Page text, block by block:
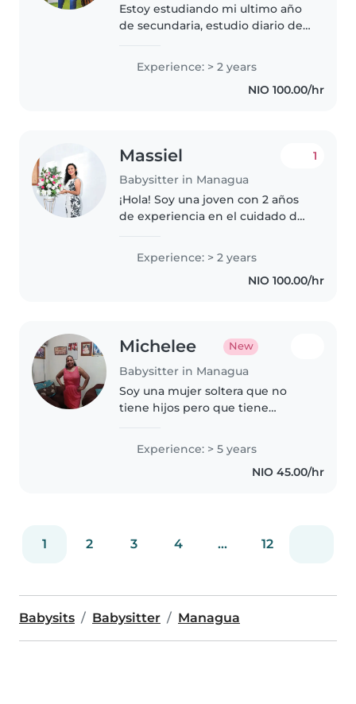
Estoy estudiando mi ultimo año
de secundaria, estudio diario de
de niñera, me encanta cuidar
niñ@s, jugar con ellos, y que..
Experience: > 2 years
NIO 100.00/hr
Massiel
Babysitter in Managua
1
¡Hola! Soy una joven con 2 años
de experiencia en el cuidado de
italiano y lenguaje de señas
nicaragüense. Me encanta la
música y los juegos, y tengo..
Experience: > 2 years
NIO 100.00/hr
Michelee New
Babysitter in Managua
Soy una mujer soltera que no
tiene hijos pero que tiene
niños de escuela dominical y
como maestra de inglés para
Experience: > 5 years
NIO 45.00/hr
1 2 3 4 ... 12
Babysits Babysitter Managua